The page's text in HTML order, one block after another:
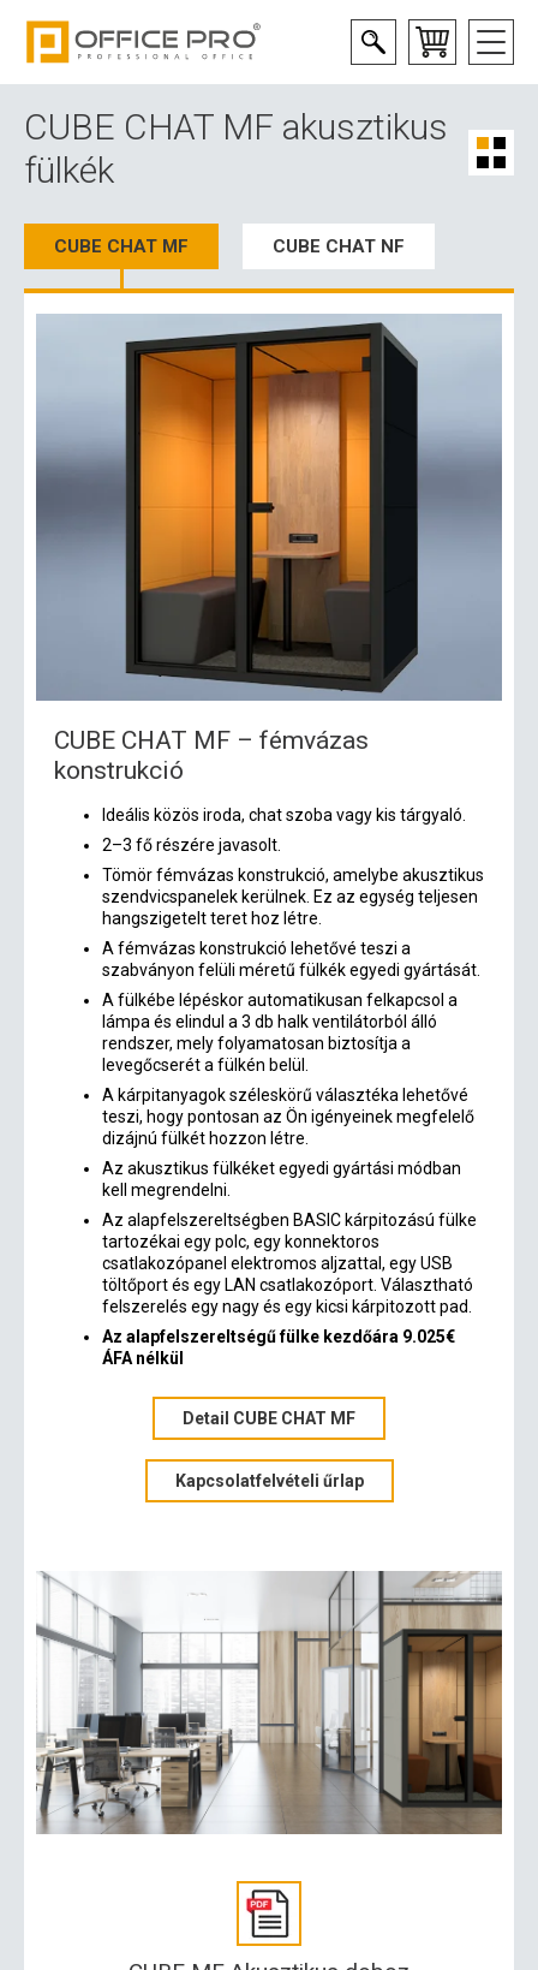
CUBE CHAT MF akusztikus
fülkék
CUBE CHAT MF CUBE CHAT NF
CUBE CHAT MF – fémvázas
konstrukció
Ideális közös iroda, chat szoba vagy kis tárgyaló.
2–3 fő részére javasolt.
Tömör fémvázas konstrukció, amelybe akusztikus
szendvicspanelek kerülnek. Ez az egység teljesen
hangszigetelt teret hoz létre.
A fémvázas konstrukció lehetővé teszi a
szabványon felüli méretű fülkék egyedi gyártását.
A fülkébe lépéskor automatikusan felkapcsol a
lámpa és elindul a 3 db halk ventilátorból álló
rendszer, mely folyamatosan biztosítja a
levegőcserét a fülkén belül.
A kárpitanyagok széleskörű választéka lehetővé
teszi, hogy pontosan az Ön igényeinek megfelelő
dizájnú fülkét hozzon létre.
Az akusztikus fülkéket egyedi gyártási módban
kell megrendelni.
Az alapfelszereltségben BASIC kárpitozású fülke
tartozékai egy polc, egy konnektoros
csatlakozópanel elektromos aljzattal, egy USB
töltőport és egy LAN csatlakozóport. Választható
felszerelés egy nagy és egy kicsi kárpitozott pad.
Az alapfelszereltségű fülke kezdőára 9.025€
ÁFA nélkül
Detail CUBE CHAT MF
Kapcsolatfelvételi űrlap